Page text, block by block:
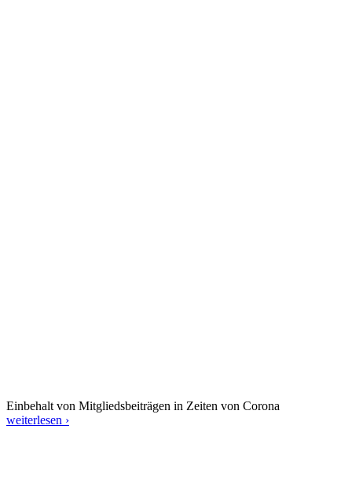
Einbehalt von Mitgliedsbeiträgen in Zeiten von Corona
weiterlesen ›